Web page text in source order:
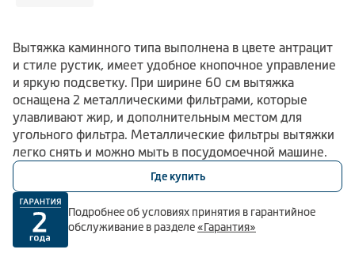
Вытяжка каминного типа выполнена в цвете антрацит
и стиле рустик, имеет удобное кнопочное управление
и яркую подсветку. При ширине 60 см вытяжка
оснащена 2 металлическими фильтрами, которые
улавливают жир, и дополнительным местом для
угольного фильтра. Металлические фильтры вытяжки
легко снять и можно мыть в посудомоечной машине.
Где купить
Подробнее об условиях принятия в гарантийное
обслуживание в разделе«Гарантия»